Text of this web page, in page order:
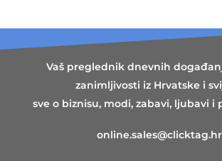
Vaš preglednik dnevnih
zanimljivosti iz Hrvatske i
sve o biznisu, modi, zabavi, ljubavi i
online.sales@clicktag.hr